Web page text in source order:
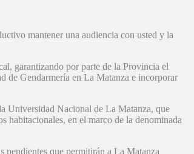
mantener una audiencia con usted y la
garantizando por parte de la Provincia el
de Gendarmería en La Matanza e incorporar
Universidad Nacional de La Matanza, que
habitacionales, en el marco de la denominada
pendientes que permitirán a La Matanza